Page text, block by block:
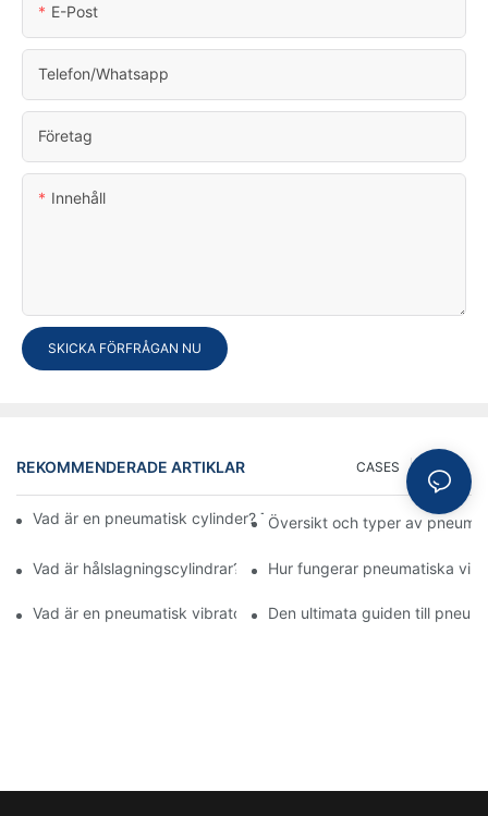
E-Post
Telefon/whatsapp
Företag
Innehåll
SKICKA FÖRFRÅGAN NU
REKOMMENDERADE ARTIKLAR NEWS
CASES
Vad är en pneumatisk cylinder? Typer, komponenter och
Översikt och typer av
Vad är hålslagningscylindrar? Funktioner och tillämpning
Hur fungerar pneumatiska
Vad är en pneumatisk vibrator? Omfattande guide till
Den ultimata guiden till